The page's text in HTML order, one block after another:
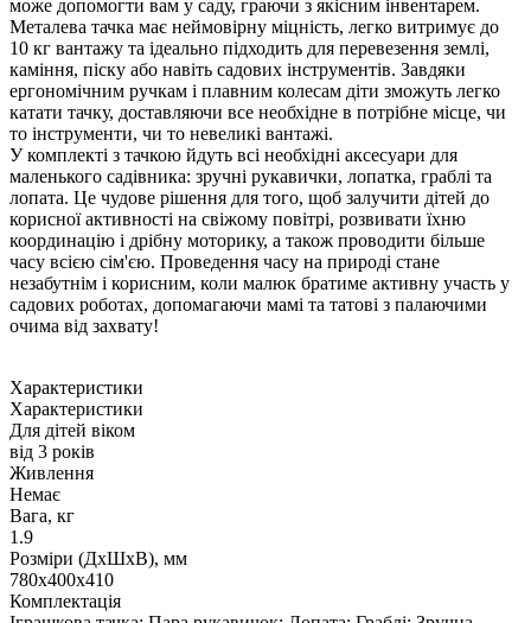
може допомогти вам у саду, граючи з якісним інвентарем.
Металева тачка має неймовірну міцність, легко витримує до
10 кг вантажу та ідеально підходить для перевезення землі,
каміння, піску або навіть садових інструментів. Завдяки
ергономічним ручкам і плавним колесам діти зможуть легко
катати тачку, доставляючи все необхідне в потрібне місце, чи
то інструменти, чи то невеликі вантажі.
У комплекті з тачкою йдуть всі необхідні аксесуари для
маленького садівника: зручні рукавички, лопатка, граблі та
лопата. Це чудове рішення для того, щоб залучити дітей до
корисної активності на свіжому повітрі, розвивати їхню
координацію і дрібну моторику, а також проводити більше
часу всією сім'єю. Проведення часу на природі стане
незабутнім і корисним, коли малюк братиме активну участь у
садових роботах, допомагаючи мамі та татові з палаючими
очима від захвату!
Характеристики
Характеристики
Для дітей віком
від 3 років
Живлення
Немає
Вага, кг
1.9
Розміри (ДxШxВ), мм
780х400х410
Комплектація